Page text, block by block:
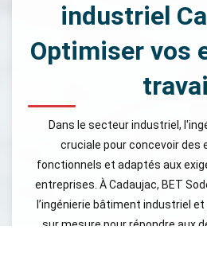
industriel
Optimiser vos
Dans le secteur industriel,
cruciale pour concevoir des
fonctionnels et adaptés aux
entreprises. À Cadaujac, BET
l’ingénierie bâtiment industriel
sur mesure pour répondre aux